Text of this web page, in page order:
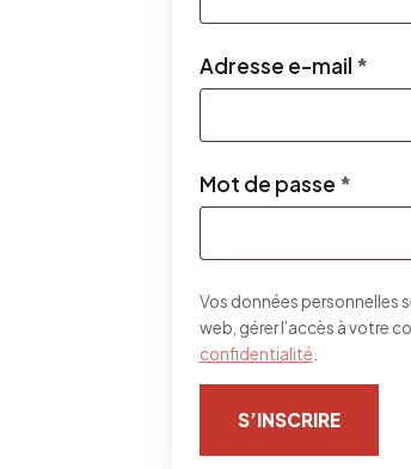
Adresse e-mail *
Mot de passe *
Vos données personnelles
web, gérer l’accès à votre
confidentialité
S’INSCRIRE